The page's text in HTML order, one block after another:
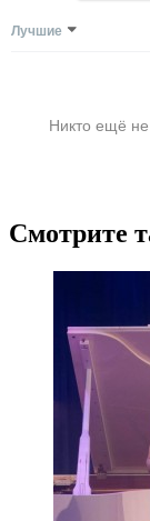
Лучшие
Никто ещё
Смотрите